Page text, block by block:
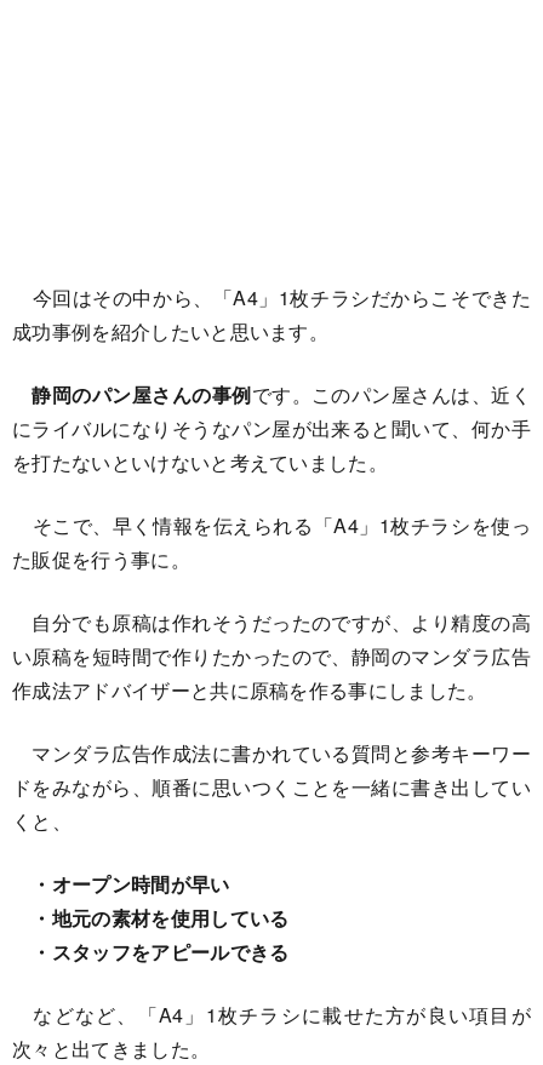
今回はその中から、「A4」1枚チラシだからこそできた
成功事例を紹介したいと思います。
静岡のパン屋さんの事例です。このパン屋さんは、近く
にライバルになりそうなパン屋が出来ると聞いて、何か手
を打たないといけないと考えていました。
そこで、早く情報を伝えられる「A4」1枚チラシを使っ
た販促を行う事に。
自分でも原稿は作れそうだったのですが、より精度の高
い原稿を短時間で作りたかったので、静岡のマンダラ広告
作成法アドバイザーと共に原稿を作る事にしました。
マンダラ広告作成法に書かれている質問と参考キーワー
ドをみながら、順番に思いつくことを一緒に書き出してい
くと、
・オープン時間が早い
・地元の素材を使用している
・スタッフをアピールできる
などなど、「A4」1枚チラシに載せた方が良い項目が
次々と出てきました。